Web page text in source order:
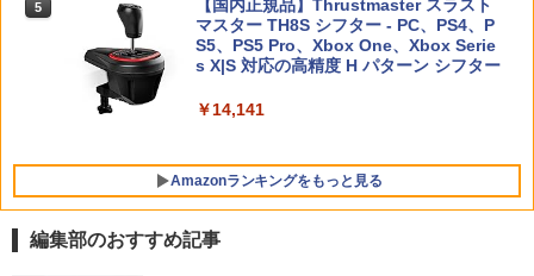
2025年 スイッチ2モデル用 スリムケース
持ち運び キャリングケース 耐衝撃 薄型
ハードポーチ ゲームカード12枚収納 ア
5
セガ 【Switch2】ツーポイントミュージ
アム [POT-P-AAS5A NSW2 ツ-ポイント
ミュ-ジアム]
アストロボット
￥7,821
ニンテンドープリペイド番号 5000円|オ
ンラインコード版
【純正品】DualSense ワイヤレスコン
トローラー(CFI-ZCT2J)
￥10,737
5
【国内正規品】Thrustmaster スラスト
マスター TH8S シフター - PC、PS4、P
S5、PS5 Pro、Xbox One、Xbox Serie
s X|S 対応の高精度 H パターン シフター
￥14,141
Amazonランキングをもっと見る
編集部のおすすめ記事